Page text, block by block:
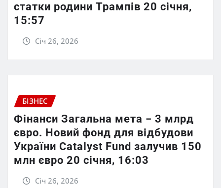
статки родини Трампів 20 січня,
15:57
Січ 26, 2026
БІЗНЕС
Фінанси Загальна мета − 3 млрд
євро. Новий фонд для відбудови
України Catalyst Fund залучив 150
млн євро 20 січня, 16:03
Січ 26, 2026